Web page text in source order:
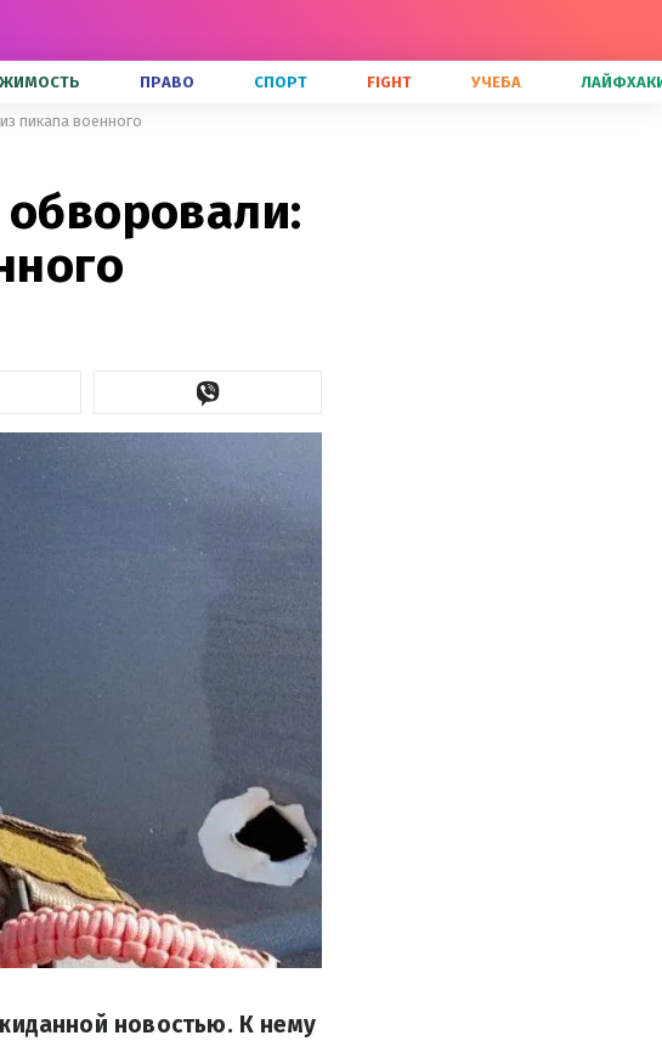
ПРАВО СПОРТ FIGHT УЧЕБА
пикапа военного
новостью. К нему